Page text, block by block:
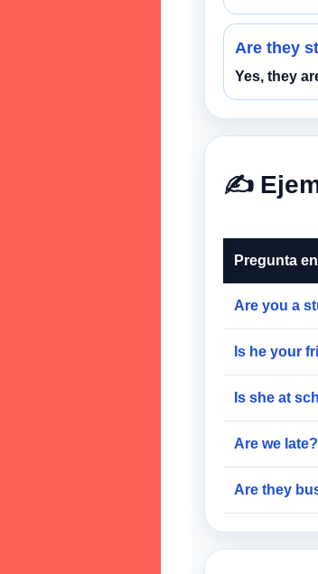
Are they
Yes, they
✍️
Pregunta
Are you a
Is he your
Is she at
Are we late?
Are they